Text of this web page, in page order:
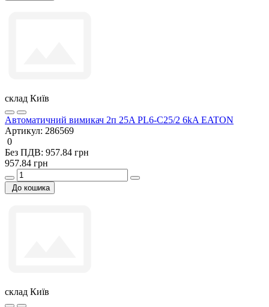
склад Київ
Автоматичний вимикач 2п 25A PL6-C25/2 6kA EATON
Артикул: 286569
0
Без ПДВ: 957.84 грн
957.84 грн
До кошика
склад Київ